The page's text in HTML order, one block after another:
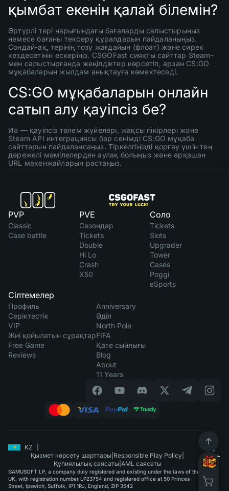
қымбат екенін қалай білемін?
Әртүрлі тері нарығындағы бағаларды салыстырыңыз
немесе бағаны тексеру құралдарын пайдаланыңыз.
Сондай-ақ, терінің тозу жағдайын (флоат) және сирек
кездесетінін ескеріңіз. CSGOFast сияқты сайттар Steam-
мен салыстырғанда жеңілдіктер көрсетіп, арзан CS:GO
мұқабаларын жылдам анықтауға көмектеседі.
CS:GO мұқабаларын онлайн
сатып алу қауіпсіз бе?
Иә — қауіпсіз төлем жүйелері, жақсы пікірлері және
Steam API интеграциясы бар сенімді CS:GO мұқаба
сайттарын пайдалансаңыз. Тіркелгіңізді қорғау үшін тең
дәрежелі мәмілелерден аулақ болыңыз және әрқашан
URL мекенжайларын растаңыз.
PVP
Classic
Case battle
PVE
Сезондар
Tickets
Double
Hi Lo
Crash
X50
Соло
Tickets
Slots
Upgrader
Tower
Cases
Poggi
eSports
Сілтемелер
Профиль
Серіктестік
VIP
Жиі қойылатын сұрақтар
Free Game
Reviews
Anniversary
Әділ
North Pole
FIFA
Қате сыйлығы
Blog
About
11 Years
KZ
Қызмет көрсету шарттары Responsible Play Policy
Құпиялылық саясаты AML саясаты
GAMUSOFT LP, a company duly registered and existing under the laws of the
UK, with registration number LP23754 and registered office at 50 Princes
Street, Ipswich, Suffolk, IP1 1RJ, England, ZIP 3542